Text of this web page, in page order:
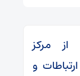
از مرکز
و